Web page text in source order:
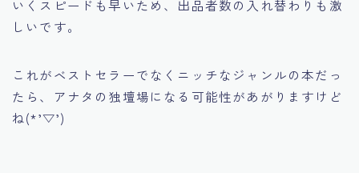
いくスピードも早いため、 出品者数の入れ替わりも激
しいです。
これがベストセラーでなくニッチなジャンルの本だっ
たら、アナタの独壇場になる可能性があがりますけど
ね(*’▽’)